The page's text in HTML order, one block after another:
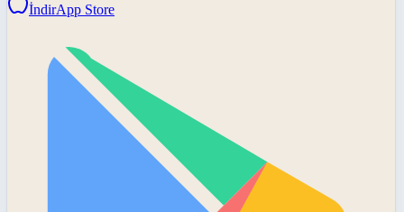
İndirApp Store